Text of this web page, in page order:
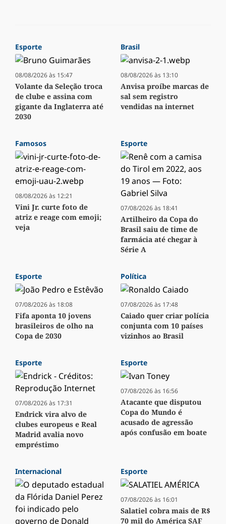
Esporte
08/08/2026 às 15:47
Volante da Seleção troca
de clube e assina com
gigante da Inglaterra até
2030
Brasil
08/08/2026 às 13:10
Anvisa proíbe marcas de
sal sem registro
vendidas na internet
Famosos
08/08/2026 às 12:21
Vini Jr. curte foto de
atriz e reage com emoji;
veja
Esporte
07/08/2026 às 18:41
Artilheiro da Copa do
Brasil saiu de time de
farmácia até chegar à
Série A
Esporte
07/08/2026 às 18:08
Fifa aponta 10 jovens
brasileiros de olho na
Copa de 2030
Política
07/08/2026 às 17:48
Caiado quer criar polícia
conjunta com 10 países
vizinhos ao Brasil
Esporte
07/08/2026 às 17:31
Endrick vira alvo de
clubes europeus e Real
Madrid avalia novo
empréstimo
Esporte
07/08/2026 às 16:56
Atacante que disputou
Copa do Mundo é
acusado de agressão
após confusão em boate
Internacional Esporte
07/08/2026 às 16:01
Salatiel cobra mais de R$
70 mil do América SAF